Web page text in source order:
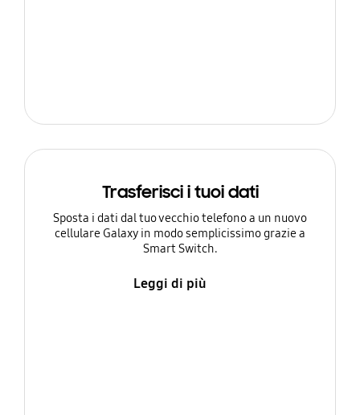
Trasferisci i tuoi dati
Sposta i dati dal tuo vecchio telefono a un nuovo
cellulare Galaxy in modo semplicissimo grazie a
Smart Switch.
Leggi di più